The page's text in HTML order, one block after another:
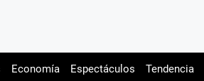
Economía Espectáculos Tendencia